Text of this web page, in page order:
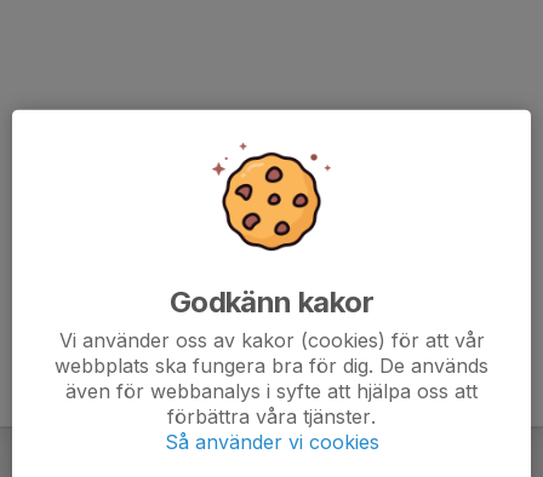
Godkänn kakor
Vi använder oss av kakor (cookies) för att vår
webbplats ska fungera bra för dig. De används
även för webbanalys i syfte att hjälpa oss att
förbättra våra tjänster.
Så använder vi cookies